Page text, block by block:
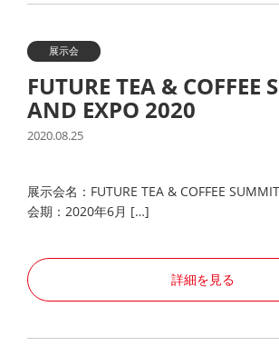
展示会
FUTURE TEA & COFFEE
AND EXPO 2020
2020.08.25
展示会名：FUTURE TEA & COFFEE
会期：2020年6月 […]
詳細を見る